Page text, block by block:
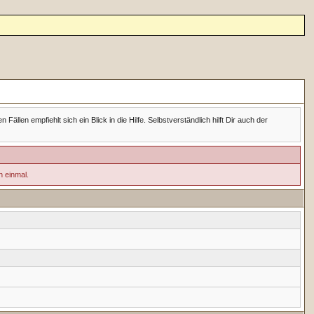
empfiehlt sich ein Blick in die Hilfe. Selbstverständlich hilft Dir auch der
einmal.